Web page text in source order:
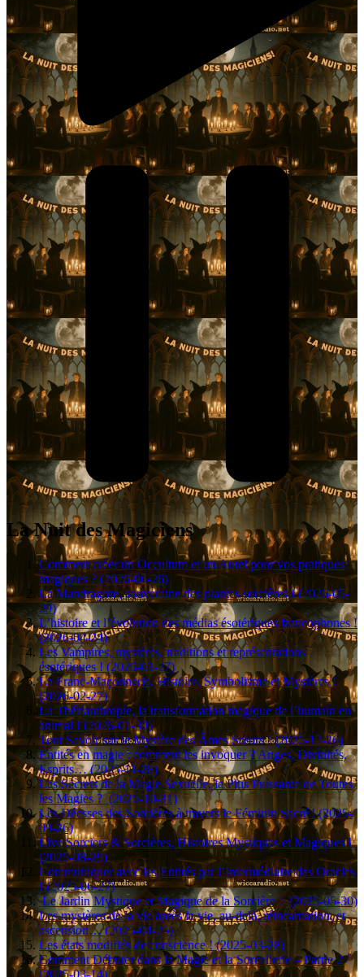
La Nuit des Magiciens
Comment créer un Occultum et un Autel pour vos pratiques
magiques ? (2026-06-26)
La Mandragore, souveraine des plantes sorcières ! (2026-05-
29)
L’histoire et l’évolution des médias ésotériques francophones !
(2026-04-24)
Les Vampires, mystères, traditions et représentations
ésotériques ! (2026-03-27)
La Franc-Maçonnerie, Histoire, Symbolisme et Mystères !
(2026-02-27)
La Thérianthropie, la transformation magique de l’humain en
animal ! (2026-01-30)
Tout Savoir sur le Mystère des Âmes Sœurs ! (2025-12-26)
Entités en magie : comment les invoquer ? Anges, Divinités,
Esprits… (2025-11-28)
Les Secrets de la Magie Sexuelle, la Plus Puissante de Toutes
les Magies ? (2025-10-31)
Les Déesses des Sorcières à travers le Féminin Sacré ! (2025-
09-26)
Live Sorciers & Sorcières, Histoires Mystiques et Magiques !
(2025-08-29)
Communiquer avec les Entités par l’Intermédiaire des Oracles
! (2025-06-27)
Le Jardin Mystique et Magique de la Sorcière ! (2025-05-30)
Les mystères de la vie après la vie, au-delà, réincarnation, et
ascension… (2025-04-25)
Les états modifiés de conscience ! (2025-03-28)
Comment Débuter dans la Magie et la Sorcellerie – Partie 2
(2025-03-14)